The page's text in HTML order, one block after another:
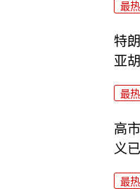
最热
特
亚
最热
高
义
最热